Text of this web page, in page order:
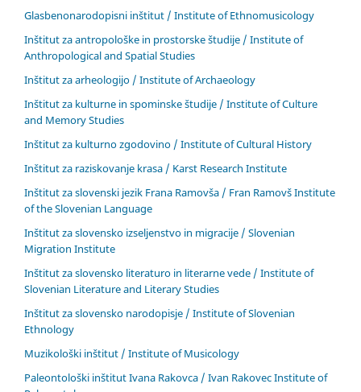
Glasbenonarodopisni inštitut / Institute of Ethnomusicology
Inštitut za antropološke in prostorske študije / Institute of
Anthropological and Spatial Studies
Inštitut za arheologijo / Institute of Archaeology
Inštitut za kulturne in spominske študije / Institute of Culture
and Memory Studies
Inštitut za kulturno zgodovino / Institute of Cultural History
Inštitut za raziskovanje krasa / Karst Research Institute
Inštitut za slovenski jezik Frana Ramovša / Fran Ramovš Institute
of the Slovenian Language
Inštitut za slovensko izseljenstvo in migracije / Slovenian
Migration Institute
Inštitut za slovensko literaturo in literarne vede / Institute of
Slovenian Literature and Literary Studies
Inštitut za slovensko narodopisje / Institute of Slovenian
Ethnology
Muzikološki inštitut / Institute of Musicology
Paleontološki inštitut Ivana Rakovca / Ivan Rakovec Institute of